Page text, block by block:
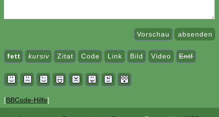
Vorschau absenden
fett kursiv Zitat Code Link Bild Video Entf
[BBCode-Hilfe]